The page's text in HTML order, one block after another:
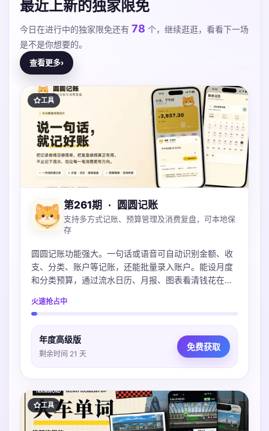
最近上新的独家限免
今日在进行中的独家限免还有 78 个，继续逛逛，看看下一场
是不是你想要的。
查看更多›
工具
第261期 · 圆圆记账
支持多方式记账、预算管理及消费复盘，可本地保
存
圆圆记账功能强大。一句话或语音可自动识别金额、收
支、分类、账户等记账，还能批量录入账户。能设月度
和分类预算，通过流水日历、月报、图表看清钱花在
导入多种账单，微信支付宝Excel都支持。
火速抢占中
年度高级版
剩余时间 21 天
免费获取
工具